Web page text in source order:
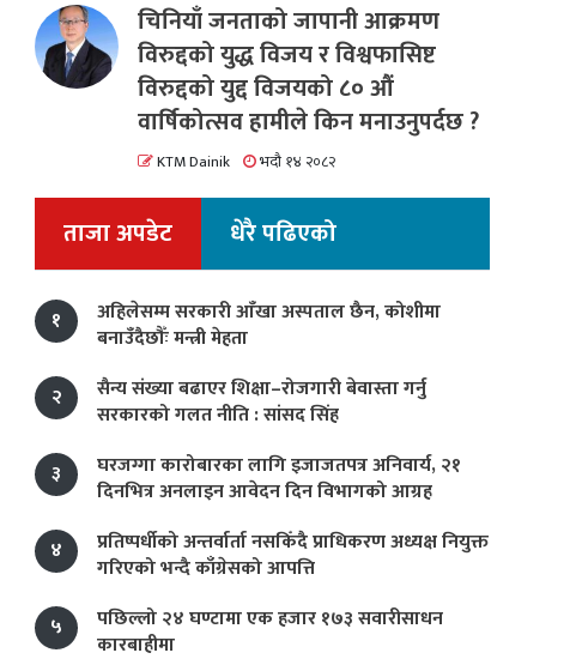
चिनियाँ जनताको जापानी आक्रमण
विरुद्दको युद्ध विजय र विश्वफासिष्ट
विरुद्दको युद्द विजयको ८० औं
वार्षिकोत्सव हामीले किन मनाउनुपर्दछ ?
KTM Dainik भदौ १४ २०८२
ताजा अपडेट धेरै पढिएको
१
अहिलेसम्म सरकारी आँखा अस्पताल छैन, कोशीमा
बनाउँदैछौँः मन्त्री मेहता
२
सैन्य संख्या बढाएर शिक्षा–रोजगारी बेवास्ता गर्नु
सरकारको गलत नीति : सांसद सिंह
३
घरजग्गा कारोबारका लागि इजाजतपत्र अनिवार्य, २१
दिनभित्र अनलाइन आवेदन दिन विभागको आग्रह
४
प्रतिष्पर्धीको अन्तर्वार्ता नसकिँदै प्राधिकरण अध्यक्ष नियुक्त
गरिएको भन्दै काँग्रेसको आपत्ति
५
पछिल्लो २४ घण्टामा एक हजार १७३ सवारीसाधन
कारबाहीमा